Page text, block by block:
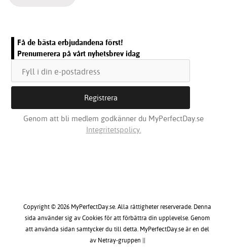
Få de bästa erbjudandena först!
Prenumerera på vårt nyhetsbrev idag
Genom att bli medlem godkänner du MyPerfectDay.se
Integritetspolicy.
Copyright © 2026 MyPerfectDay.se. Alla rättigheter reserverade. Denna
sida använder sig av Cookies för att förbättra din upplevelse. Genom
att använda sidan samtycker du till detta. MyPerfectDay.se är en del
av Netray-gruppen ||